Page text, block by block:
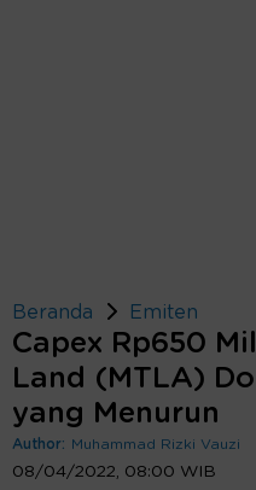
Beranda Emiten
Capex Rp650
Land (MTLA)
yang Menurun
Author: Muhammad Rizki Vauzi
08/04/2022, 08:00 WIB